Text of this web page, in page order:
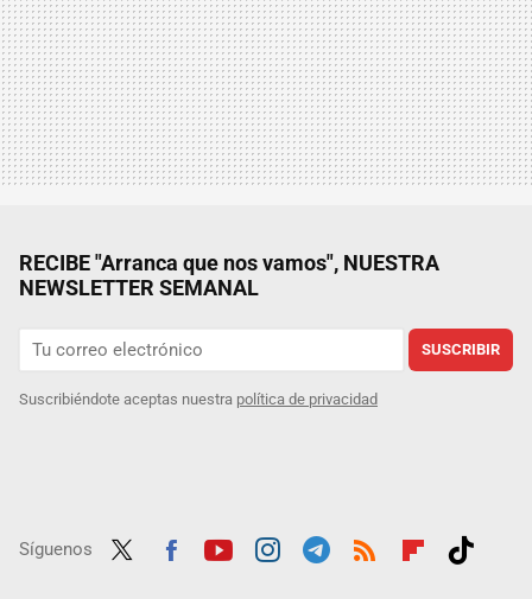
RECIBE "Arranca que nos vamos", NUESTRA
NEWSLETTER SEMANAL
SUSCRIBIR
Suscribiéndote aceptas nuestra política de privacidad
Síguenos